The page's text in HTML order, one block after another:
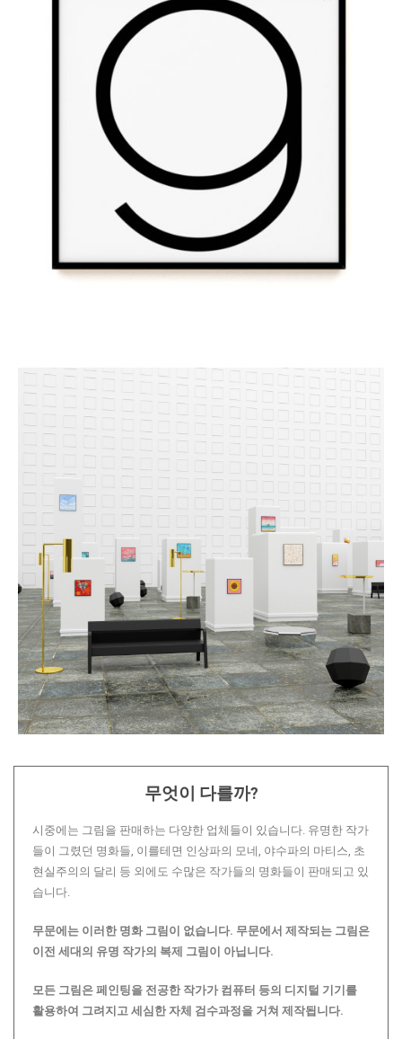
무엇이 다를까?
시중에는 그림을 판매하는 다양한 업체들이 있습니다. 유명한 작가
들이 그렸던 명화들, 이를테면 인상파의 모네, 야수파의 마티스, 초
현실주의의 달리 등 외에도 수많은 작가들의 명화들이 판매되고 있
습니다.
무문에는 이러한 명화 그림이 없습니다. 무문에서 제작되는 그림은
이전 세대의 유명 작가의 복제 그림이 아닙니다.
모든 그림은 페인팅을 전공한 작가가 컴퓨터 등의 디지털 기기를
활용하여 그려지고 세심한 자체 검수과정을 거쳐 제작됩니다.